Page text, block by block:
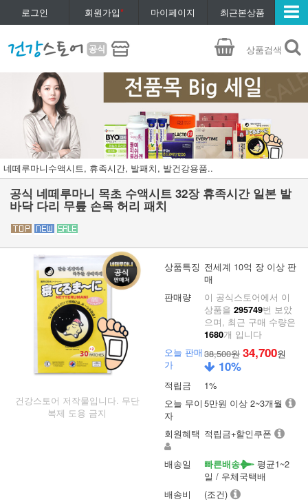
로그인 회원가입* 마이페이지 최근본상품
상품검색
네떼루마니수액시트, 휴족시간, 발패치, 발건강용품..
공식 네떼루마니 목초 수액시트 32장 휴족시간 일본 발
바닥 다리 무릎 손목 허리 패치
건강스토어 저작물입니다. 무단
복제 도용 금지
상품특징 전세계 10억 장 이상 판
매
판매량
이 공식스토어에서 이
상품을295749번 보았
으며, 최근 구매 수량은
1680개 입니다
오늘 판매
가
38,500원 34,700원
10%
적립금
1%
오늘 무이
자
5만원 이상 2~3개월
회원혜택 적립금+할인쿠폰
배송일 빠른배송
평균1~2
일 / 우체국택배
배송비
(조건)